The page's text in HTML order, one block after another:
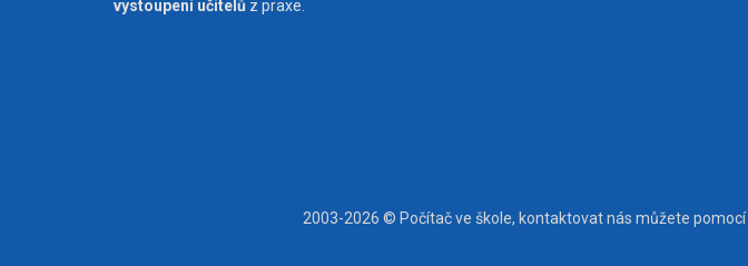
vystoupení učitelů z praxe.
2003-2026 © Počítač ve škole, kontaktovat nás můžete pomocí